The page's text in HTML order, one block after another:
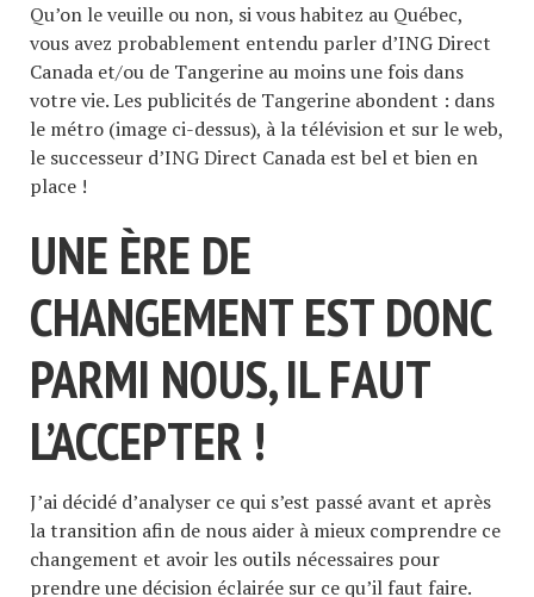
Qu’on le veuille ou non, si vous habitez au Québec,
vous avez probablement entendu parler d’ING Direct
Canada et/ou de Tangerine au moins une fois dans
votre vie. Les publicités de Tangerine abondent : dans
le métro (image ci-dessus), à la télévision et sur le web,
le successeur d’ING Direct Canada est bel et bien en
place !
UNE ÈRE DE
CHANGEMENT EST DONC
PARMI NOUS, IL FAUT
L’ACCEPTER !
J’ai décidé d’analyser ce qui s’est passé avant et après
la transition afin de nous aider à mieux comprendre ce
changement et avoir les outils nécessaires pour
prendre une décision éclairée sur ce qu’il faut faire.